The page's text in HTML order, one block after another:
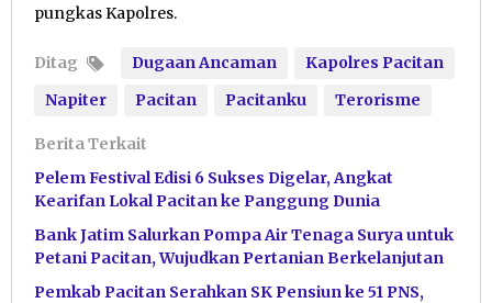
pungkas Kapolres.
Ditag Dugaan Ancaman
Kapolres Pacitan
Napiter
Pacitan Pacitanku Terorisme
Berita Terkait
Pelem Festival Edisi 6 Sukses Digelar, Angkat
Kearifan Lokal Pacitan ke Panggung Dunia
Bank Jatim Salurkan Pompa Air Tenaga Surya untuk
Petani Pacitan, Wujudkan Pertanian Berkelanjutan
Pemkab Pacitan Serahkan SK Pensiun ke 51 PNS,